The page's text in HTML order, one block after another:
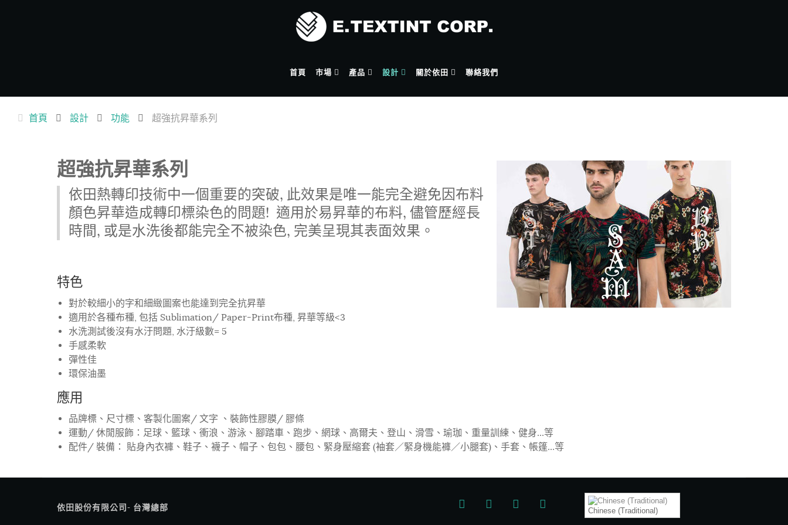
首頁 市場 產品 設計 關於依田 聯絡我們
首頁 設計 功能 超強抗昇華系列
超強抗昇華系列
依田熱轉印技術中一個重要的突破, 此效果是唯一能完全避免因布料
顏色昇華造成轉印標染色的問題! 適用於易昇華的布料, 儘管歷經長
時間, 或是水洗後都能完全不被染色, 完美呈現其表面效果。
特色
對於較細小的字和細緻圖案也能達到完全抗昇華
適用於各種布種, 包括 Sublimation/ Paper-Print布種, 昇華等級<3
水洗測試後沒有水汙問題, 水汙級數= 5
手感柔軟
彈性佳
環保油墨
應用
品牌標、尺寸標、客製化圖案/ 文字 、裝飾性膠膜/ 膠條
運動/ 休閒服飾：足球、籃球、衝浪、游泳、腳踏車、跑步、網球、高爾夫、登山、滑雪、瑜珈、重量訓練、健身...等
配件/ 裝備： 貼身內衣褲、鞋子、襪子、帽子、包包、腰包、緊身壓縮套 (袖套／緊身機能褲／小腿套)、手套、帳篷...等
依田股份有限公司- 台灣總部 Chinese (Traditional)